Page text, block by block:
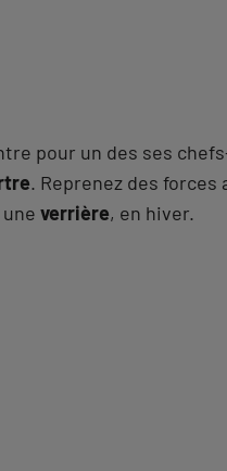
pour un des ses
. Reprenez des forces
verrière, en hiver.